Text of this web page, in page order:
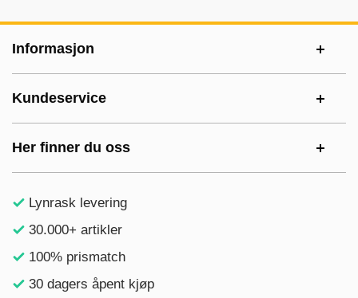
Informasjon
Kundeservice
Her finner du oss
Lynrask levering
30.000+ artikler
100% prismatch
30 dagers åpent kjøp